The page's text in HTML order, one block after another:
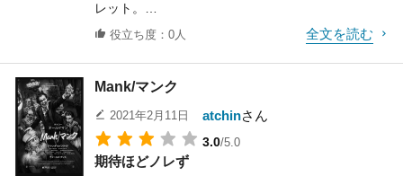
ダニー少年はその能力でホテルの幽霊の存在をキャ
ッチする。
家族を襲う恐怖を描く。キングの、いつも通りの細
かな筆致で描かれたこの小説は
上下巻あるが、上はほぼ前振りと言っても過言では
なく、
物語の中心となるオーバールック・ホテルへとなか
レット。
飼い犬のジョックは強く抱きしめすぎて死んでしま
そして川に捨てられたジョックを追っていき、その
先で少年ミシェルと出会う。
とにかくポーレット役のブリジット・フォッセーが
かわいくて素晴らしい。
と言うよりも、プロット上そうでなくてはならない
役立ち度：0人 全文を読む
Mank/マンク
2021年2月11日 atchinさん
3.0/5.0
期待ほどノレず